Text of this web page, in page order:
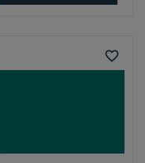
favorite_border